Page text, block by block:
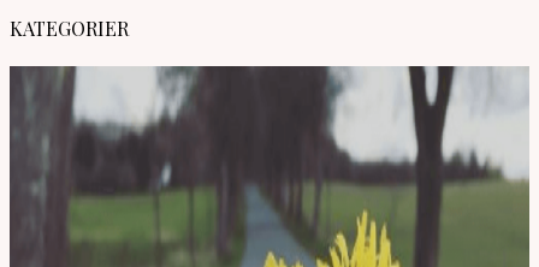
KATEGORIER